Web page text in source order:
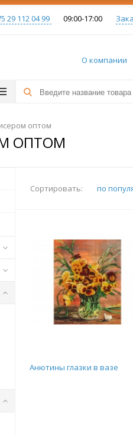
29 112 04 99 09:00-17:00
О компании
оптом
ОПТОМ
Сортировать: по
Анютины глазки в вазе